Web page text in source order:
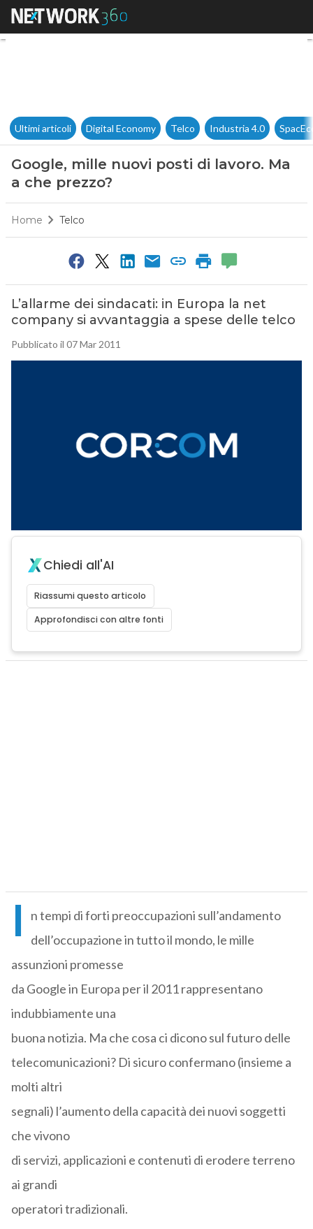
Google, mille nuovi posti di
Ultimi articoli Digital Economy Telco Industria 4.0
Google, mille nuovi posti di lavoro. Ma
a che prezzo?
Home Telco
L’allarme dei sindacati: in Europa la net
company si avvantaggia a spese delle telco
Pubblicato il 07 Mar 2011
Chiedi all'AI
Riassumi questo articolo
Approfondisci con altre fonti
I
n tempi di forti preoccupazioni sull’andamento
dell’occupazione in tutto il mondo, le mille
assunzioni promesse
da Google in Europa per il 2011 rappresentano
indubbiamente una
buona notizia. Ma che cosa ci dicono sul futuro delle
telecomunicazioni? Di sicuro confermano (insieme a
molti altri
segnali) l’aumento della capacità dei nuovi soggetti
che vivono
di servizi, applicazioni e contenuti di erodere terreno
ai grandi
operatori tradizionali.